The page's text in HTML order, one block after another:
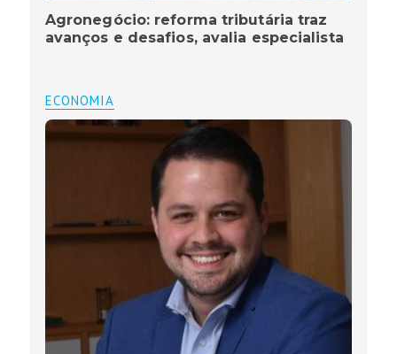
Agronegócio: reforma tributária traz
avanços e desafios, avalia especialista
ECONOMIA